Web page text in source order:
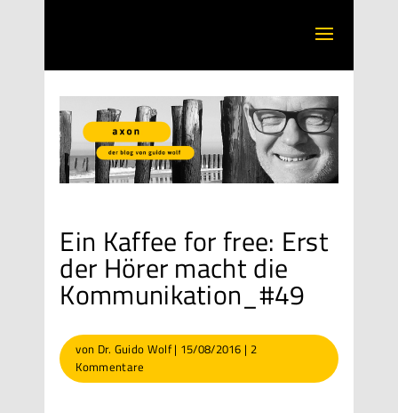
Ein Kaffee for free: Erst
der Hörer macht die
Kommunikation_#49
von Dr. Guido Wolf| 15/08/2016 | 2
Kommentare